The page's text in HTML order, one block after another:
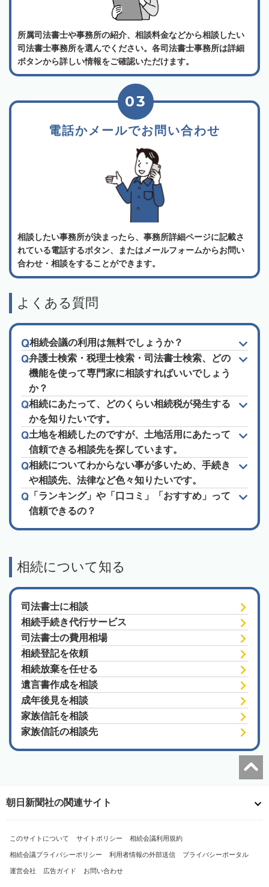
所属司法書士や事務所の紹介、相談料金などから相談したい
司法書士事務所を選んでください。各司法書士事務所は詳細
ボタンから詳しい情報をご確認いただけます。
電話かメールでお問い合わせ
03
相談したい事務所が決まったら、事務所詳細ページに記載さ
れている電話するボタン、またはメールフォームからお問い
合わせ・相談をすることができます。
よくある質問
相続会議の利用は無料でしょうか？
弁護士検索・税理士検索・司法書士検索、どの
機能を使って専門家に相談すればいいでしょう
か？
相続にあたって、どのくらい相続税が発生する
かを知りたいです。
土地を相続したのですが、土地活用にあたって
信頼できる相談先を探しています。
相続についてわからない事が多いため、手続き
や相談先、法律など色々知りたいです。
「ランキング」や「口コミ」「おすすめ」って
信頼できるの？
相続について知る
司法書士に相談
相続手続き代行サービス
司法書士の費用相場
相続登記を依頼
相続放棄を任せる
遺言書作成を相談
成年後見を相談
家族信託を相談
家族信託の相談先
朝日新聞社の関連サイト
このサイトについて サイトポリシー 相続会議利用規約
相続会議プライバシーポリシー 利用者情報の外部送信 プライバシーポータル
運営会社 広告ガイド お問い合わせ